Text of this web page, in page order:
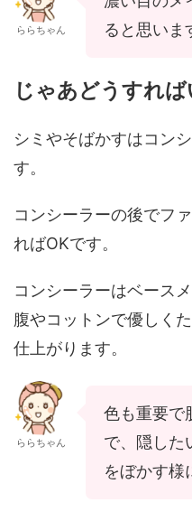
ららちゃん
ると思いま
じゃあどうすれば
シミやそばかすはコン
す。
コンシーラーの後でフ
ればOKです。
コンシーラーはベース
腹やコットンで優しく
仕上がります。
ららちゃん
色も重要で
で、隠した
をぼかす様